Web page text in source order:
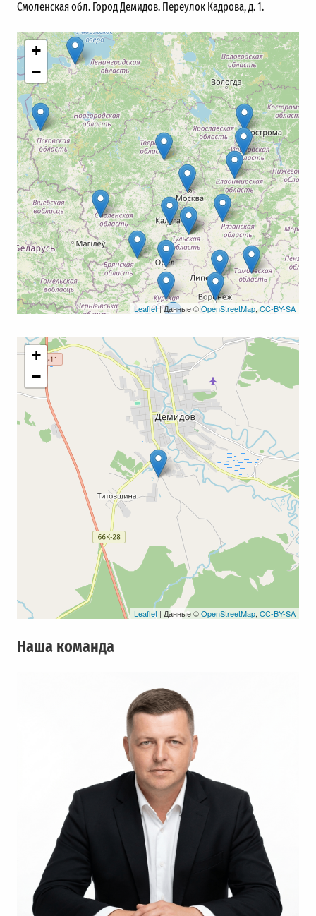
Смоленская обл. Город Демидов. Переулок Кадрова, д. 1.
+
−
Leaflet| Данные ©OpenStreetMap, CC-BY-SA
+
−
Leaflet | Данные ©OpenStreetMap, CC-BY-SA
Наша команда